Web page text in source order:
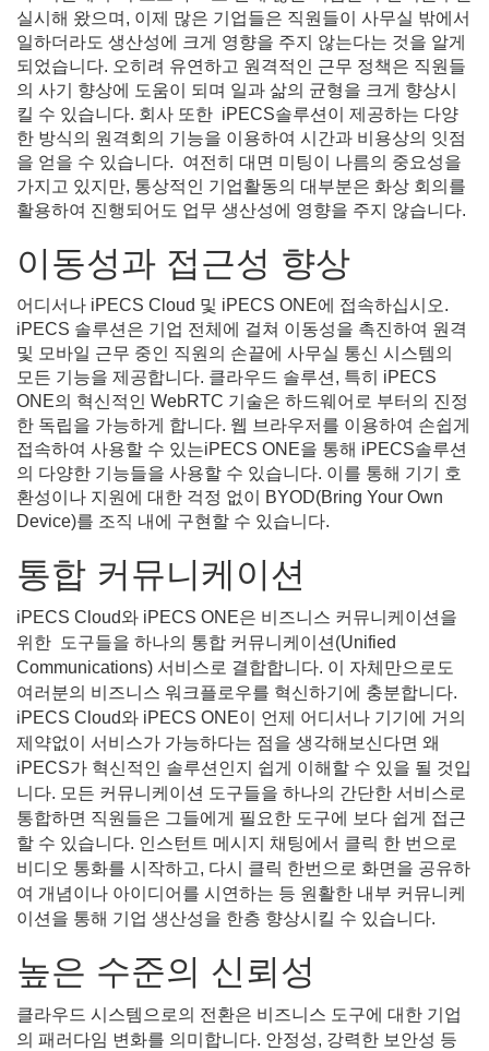
실시해 왔으며, 이제 많은 기업들은 직원들이 사무실 밖에서
일하더라도 생산성에 크게 영향을 주지 않는다는 것을 알게
되었습니다. 오히려 유연하고 원격적인 근무 정책은 직원들
의 사기 향상에 도움이 되며 일과 삶의 균형을 크게 향상시
킬 수 있습니다. 회사 또한 iPECS솔루션이 제공하는 다양
한 방식의 원격회의 기능을 이용하여 시간과 비용상의 잇점
을 얻을 수 있습니다. 여전히 대면 미팅이 나름의 중요성을
가지고 있지만, 통상적인 기업활동의 대부분은 화상 회의를
활용하여 진행되어도 업무 생산성에 영향을 주지 않습니다.
이동성과 접근성 향상
어디서나 iPECS Cloud 및 iPECS ONE에 접속하십시오.
iPECS 솔루션은 기업 전체에 걸쳐 이동성을 촉진하여 원격
및 모바일 근무 중인 직원의 손끝에 사무실 통신 시스템의
모든 기능을 제공합니다. 클라우드 솔루션, 특히 iPECS
ONE의 혁신적인 WebRTC 기술은 하드웨어로 부터의 진정
한 독립을 가능하게 합니다. 웹 브라우저를 이용하여 손쉽게
접속하여 사용할 수 있는iPECS ONE을 통해 iPECS솔루션
의 다양한 기능들을 사용할 수 있습니다. 이를 통해 기기 호
환성이나 지원에 대한 걱정 없이 BYOD(Bring Your Own
Device)를 조직 내에 구현할 수 있습니다.
통합 커뮤니케이션
iPECS Cloud와 iPECS ONE은 비즈니스 커뮤니케이션을
위한 도구들을 하나의 통합 커뮤니케이션(Unified
Communications) 서비스로 결합합니다. 이 자체만으로도
여러분의 비즈니스 워크플로우를 혁신하기에 충분합니다.
iPECS Cloud와 iPECS ONE이 언제 어디서나 기기에 거의
제약없이 서비스가 가능하다는 점을 생각해보신다면 왜
iPECS가 혁신적인 솔루션인지 쉽게 이해할 수 있을 될 것입
니다. 모든 커뮤니케이션 도구들을 하나의 간단한 서비스로
통합하면 직원들은 그들에게 필요한 도구에 보다 쉽게 접근
할 수 있습니다. 인스턴트 메시지 채팅에서 클릭 한 번으로
비디오 통화를 시작하고, 다시 클릭 한번으로 화면을 공유하
여 개념이나 아이디어를 시연하는 등 원활한 내부 커뮤니케
이션을 통해 기업 생산성을 한층 향상시킬 수 있습니다.
높은 수준의 신뢰성
클라우드 시스템으로의 전환은 비즈니스 도구에 대한 기업
의 패러다임 변화를 의미합니다. 안정성, 강력한 보안성 등